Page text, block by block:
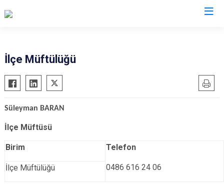
Beytüşşebap
Cizre
Güçlükonak
İdil
İlçe Müftülüğü
Süleyman BARAN
İlçe Müftüsü
Birim Telefon
İlçe Müftülüğü 0486 616 24 06